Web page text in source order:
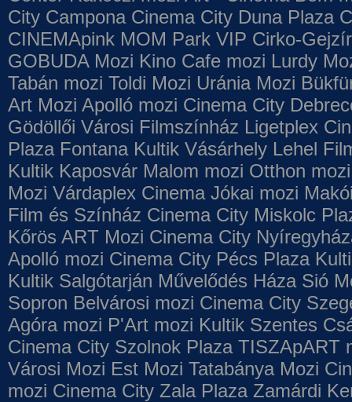
City Campona Cinema City Duna Plaza
CINEMApink MOM Park VIP Cirko-Gejzír
GOBUDA Mozi Kino Cafe mozi Lurdy
Tabán mozi Toldi Mozi Uránia Mozi
Art Mozi Apolló mozi Cinema City
Gödöllői Városi Filmszínház Ligetplex
Plaza Fontana Kultik Vásárhely Lehel
Kultik Kaposvár Malom mozi Otthon mozi
Mozi Várdaplex Cinema Jókai mozi
Film és Színház Cinema City Miskolc
Kőrös ART Mozi Cinema City
Apolló mozi Cinema City Pécs Plaza
Kultik Salgótarján Művelődés Háza Sió
Sopron Belvárosi mozi Cinema City
Agóra mozi P'Art mozi Kultik Szentes
Cinema City Szolnok Plaza TISZApART
Városi Mozi Est Mozi Tatabánya Mozi
mozi Cinema City Zala Plaza Zamárdi